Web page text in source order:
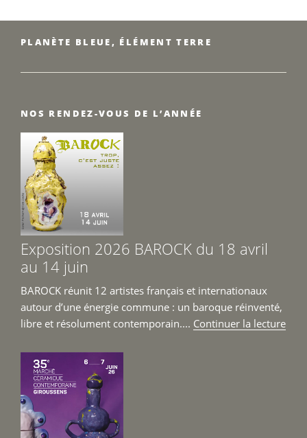
PLANÈTE BLEUE, ÉLÉMENT TERRE
NOS RENDEZ-VOUS DE L’ANNÉE
Exposition 2026 BAROCK du 18 avril
au 14 juin
BAROCK réunit 12 artistes français et internationaux
autour d’une énergie commune : un baroque réinventé,
libre et résolument contemporain.... Continuer la lecturede